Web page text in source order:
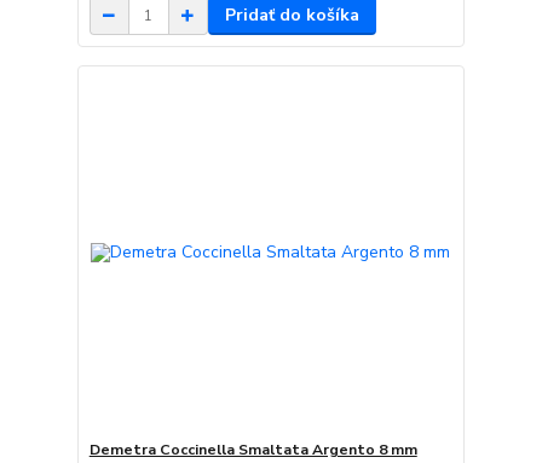
Pridať do košíka
Demetra Coccinella Smaltata Argento 8 mm